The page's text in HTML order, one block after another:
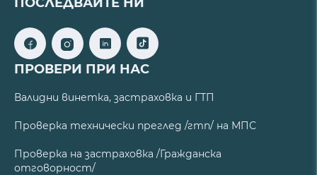
ПРОВЕРИ ПРИ НАС
Валидни винетка, застраховка и ГТП
Проверка технически преглед /гтп/ на МПС
Проверка на застраховка /Гражданска
отговорност/